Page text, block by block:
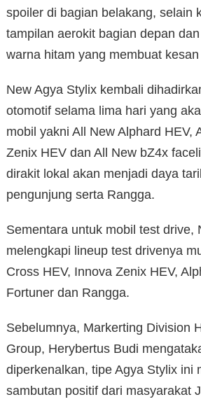
spoiler di bagian belakang, selain
tampilan aerokit bagian depan
warna hitam yang membuat
New Agya Stylix kembali
otomotif selama lima hari yang
mobil yakni All New Alphard HEV,
Zenix HEV dan All New bZ4x
dirakit lokal akan menjadi daya
pengunjung serta Rangga.
Sementara untuk mobil test drive,
melengkapi lineup test drivenya
Cross HEV, Innova Zenix HEV,
Fortuner dan Rangga.
Sebelumnya, Markerting Division
Group, Herybertus Budi
diperkenalkan, tipe Agya Stylix ini
sambutan positif dari masyarakat